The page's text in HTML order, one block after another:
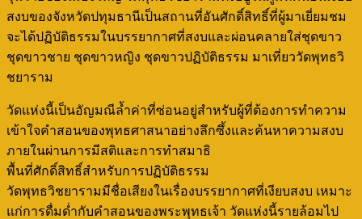
สงบของจังหวัดปทุมธานีเป็นสถานที่อันศักดิ์สิทธิ์ที่ผู้มาเยี่ยมชม
จะได้ปฏิบัติธรรมในบรรยากาศที่สงบและผ่อนคลายใส่ชุดขาว
ชุดขาวชาย ชุดขาวหญิง ชุดขาวปฏิบัติธรรม มาเที่ยววัดพุทธวิ
ชยาราม
วัดแห่งนี้เป็นอัญมณีล้ำค่าที่ซ่อนอยู่สำหรับผู้ที่ต้องการทำความ
เข้าใจคำสอนของพุทธศาสนาอย่างลึกซึ้งและค้นหาความสงบ
ภายในผ่านการมีสติและการทำสมาธิ
พื้นที่ศักดิ์สิทธิ์สำหรับการปฏิบัติธรรม
วัดพุทธวิชยารามมีชื่อเสียงในเรื่องบรรยากาศที่เงียบสงบ เหมาะ
แก่การดื่มด่ำกับคำสอนของพระพุทธเจ้า วัดแห่งนี้รายล้อมไป